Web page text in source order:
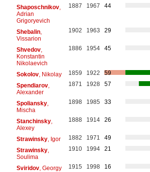
Shaposchnikov,
Adrian
Grigoryevich
1887 1967 44
Shebalin,
Vissarion
1902 1963 29
Shvedov,
Konstantin
Nikolaevich
1886 1954 45
Sokolov, Nikolay 1859 1922
59
Spendiarov,
Alexander
1871 1928 57
Spoliansky,
Mischa
1898 1985 33
Stanchinsky,
Alexey
1888 1914 26
Strawinsky, Igor 1882 1971
49
Strawinsky,
Soulima
1910 1994 21
Sviridov, Georgy 1915 1998
16